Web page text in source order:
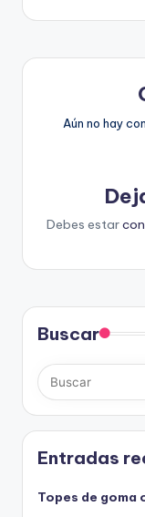
Aún no hay
Debes estar
Buscar
Entradas
Topes de goma